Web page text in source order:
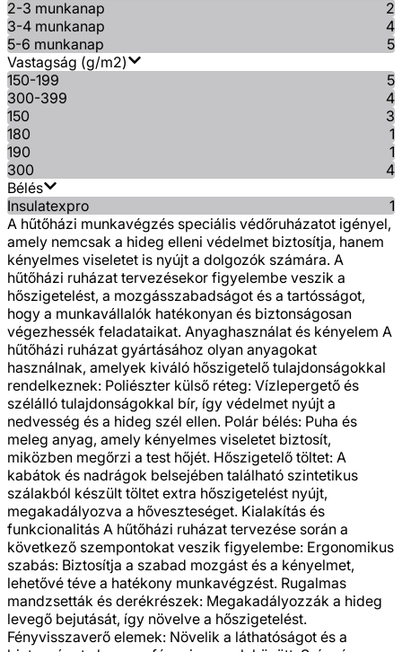
2-3 munkanap
2
3-4 munkanap
4
5-6 munkanap
5
Vastagság (g/m2)
150-199
5
300-399
4
150
3
180
1
190
1
300
4
Bélés
Insulatexpro
1
A hűtőházi munkavégzés speciális védőruházatot igényel,
amely nemcsak a hideg elleni védelmet biztosítja, hanem
kényelmes viseletet is nyújt a dolgozók számára. A
hűtőházi ruházat tervezésekor figyelembe veszik a
hőszigetelést, a mozgásszabadságot és a tartósságot,
hogy a munkavállalók hatékonyan és biztonságosan
végezhessék feladataikat. Anyaghasználat és kényelem A
hűtőházi ruházat gyártásához olyan anyagokat
használnak, amelyek kiváló hőszigetelő tulajdonságokkal
rendelkeznek: Poliészter külső réteg: Vízlepergető és
szélálló tulajdonságokkal bír, így védelmet nyújt a
nedvesség és a hideg szél ellen. Polár bélés: Puha és
meleg anyag, amely kényelmes viseletet biztosít,
miközben megőrzi a test hőjét. Hőszigetelő töltet: A
kabátok és nadrágok belsejében található szintetikus
szálakból készült töltet extra hőszigetelést nyújt,
megakadályozva a hőveszteséget. Kialakítás és
funkcionalitás A hűtőházi ruházat tervezése során a
következő szempontokat veszik figyelembe: Ergonomikus
szabás: Biztosítja a szabad mozgást és a kényelmet,
lehetővé téve a hatékony munkavégzést. Rugalmas
mandzsetták és derékrészek: Megakadályozzák a hideg
levegő bejutását, így növelve a hőszigetelést.
Fényvisszaverő elemek: Növelik a láthatóságot és a